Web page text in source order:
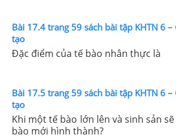
Bài 17.4 trang 59 sách bài tập KHTN 6 –
tạo
Đặc điểm của tế bào nhân thực là
Bài 17.5 trang 59 sách bài tập KHTN 6 –
tạo
Khi một tế bào lớn lên và sinh sản
bào mới hình thành?